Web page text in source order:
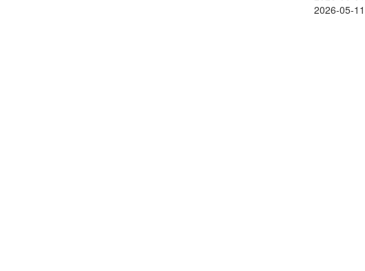
2026-05-11